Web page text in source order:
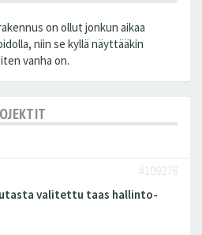
on ollut jonkun aikaa
niin se kyllä näyttääkin
vanha on.
#109278
valitettu taas hallinto-